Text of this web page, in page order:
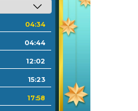
04:34
04:44
12:02
15:23
17:58